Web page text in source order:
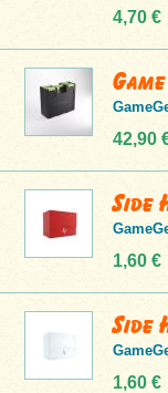
4,70 €
42,90
Side
1,60 €
Side
1,60 €